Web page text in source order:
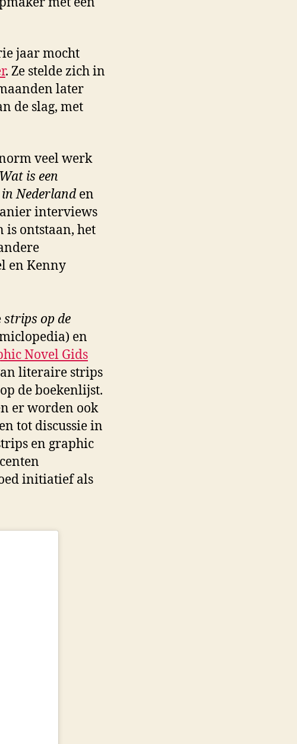
jaar mocht
. Ze stelde zich in
later
de slag, met
veel werk
Wat is een
Nederlanden
interviews
ontstaan, het
en Kenny
strips op de
en
Novel Gids
literaire strips
de boekenlijst.
er worden ook
tot discussie in
en graphic
initiatief als